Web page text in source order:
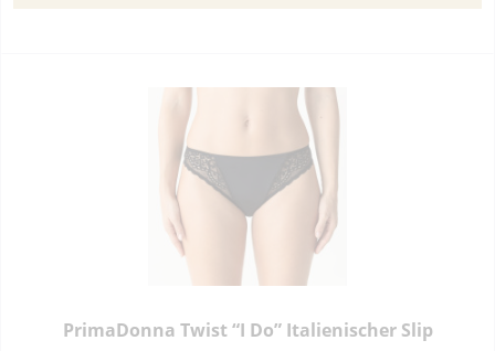
PrimaDonna Twist “I Do” Italienischer Slip